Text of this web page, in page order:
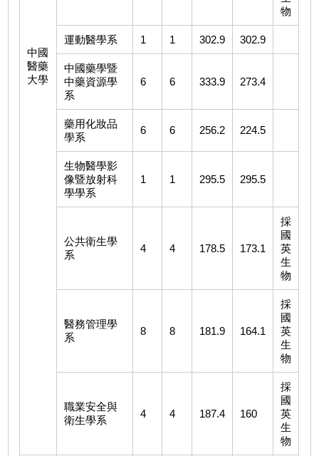
中國
醫藥
大學
物
運動醫學系 1 1 302.9 302.9
中國藥學暨
中藥資源學
系
6 6 333.9 273.4
藥用化妝品
學系
6 6 256.2 224.5
生物醫學影
像暨放射科
學學系
1 1 295.5 295.5
公共衛生學
系
4 4 178.5 173.1
採
國
英
生
物
醫務管理學
系
8 8 181.9 164.1
採
國
英
生
物
職業安全與
衛生學系
4 4 187.4 160
採
國
英
生
物